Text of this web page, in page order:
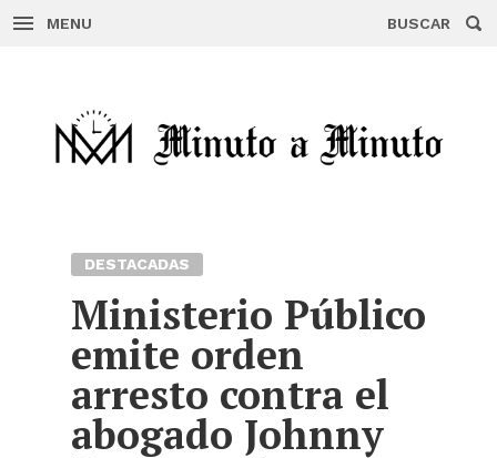
MENU BUSCAR
DESTACADAS
Ministerio Público
emite orden
arresto contra el
abogado Johnny